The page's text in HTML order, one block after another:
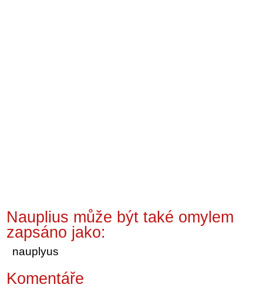
Nauplius může být také omylem
zapsáno jako:
nauplyus
Komentáře